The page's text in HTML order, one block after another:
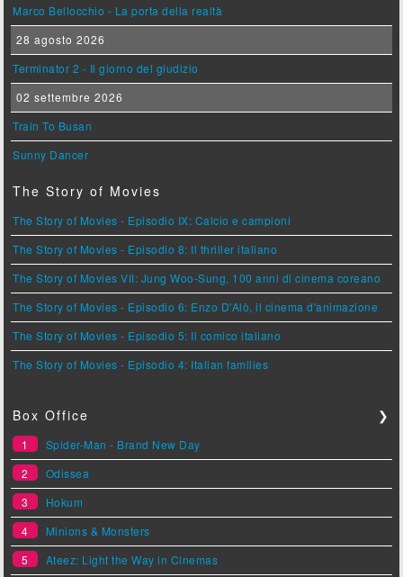
Marco Bellocchio - La porta della realtà
28 agosto 2026
Terminator 2 - Il giorno del giudizio
02 settembre 2026
Train To Busan
Sunny Dancer
The Story of Movies
The Story of Movies - Episodio IX: Calcio e campioni
The Story of Movies - Episodio 8: Il thriller italiano
The Story of Movies VII: Jung Woo-Sung, 100 anni di cinema coreano
The Story of Movies - Episodio 6: Enzo D'Alò, il cinema d'animazione
The Story of Movies - Episodio 5: Il comico italiano
The Story of Movies - Episodio 4: Italian families
Box Office ❯
1
Spider-Man - Brand New Day
2
Odissea
3
Hokum
4
Minions & Monsters
5
Ateez: Light the Way in Cinemas